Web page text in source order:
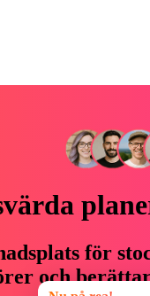
för
och
Nu på rea!